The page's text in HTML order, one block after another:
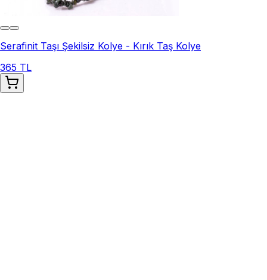
Serafinit Taşı Şekilsiz Kolye - Kırık Taş Kolye
365 TL